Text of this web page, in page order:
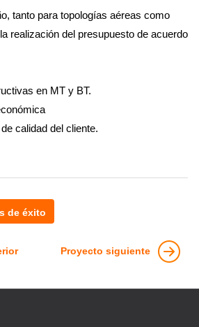
tanto para topologías aéreas como
realización del presupuesto de acuerdo
en MT y BT.
calidad del cliente.
de éxito
Proyecto siguiente